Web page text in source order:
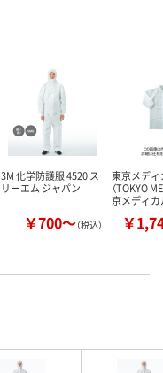
3M 化学防護服 4520 ス
リーエム ジャパン
￥700～（税込）
東京メディ
（TOKYO
京メディ
￥